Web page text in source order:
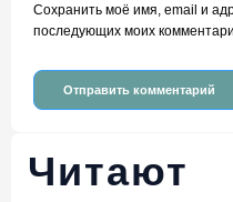
Сохранить моё имя, email и
последующих моих
Читают